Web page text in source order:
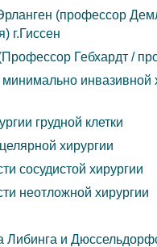
(профессор
г.Гиссен
Гебхардт /
инвазивной
грудной клетки
хирургии
сосудистой хирургии
неотложной хирургии
Либинга и